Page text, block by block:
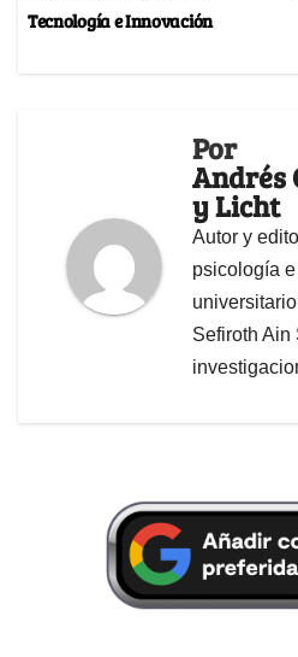
Tecnología e Innovación
Por
Andrés
y Licht
Autor y
psicología
Sefiroth Ain